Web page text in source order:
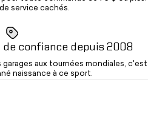
service cachés.
de confiance depuis 2008
aux tournées mondiales, c'est
naissance à ce sport.